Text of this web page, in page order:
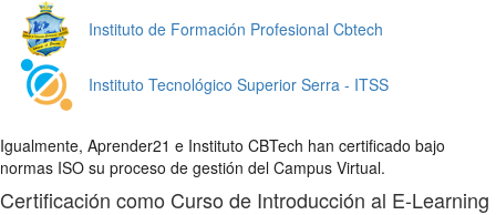
Instituto de Formación Profesional Cbtech
Instituto Tecnológico Superior Serra - ITSS
Igualmente, Aprender21 e Instituto CBTech han certificado bajo
normas ISO su proceso de gestión del Campus Virtual.
Certificación como Curso de Introducción al E-Learning